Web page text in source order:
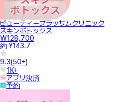
ビューティーブラッサムクリニック
スキンボトックス
₩128,700
約 ¥143.7
9.3(50+)
1K+
アプリ決済
予約